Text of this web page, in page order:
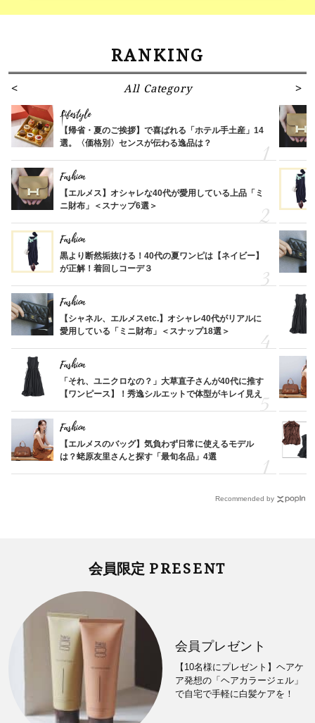
RANKING
All Category
Lifestyle
【帰省・夏のご挨拶】で喜ばれる「ホテル手土産」14
選。〈価格別〉センスが伝わる逸品は？
Fashion
【エルメス】オシャレな40代が愛用している上品「ミ
ニ財布」＜スナップ6選＞
Fashion
黒より断然垢抜ける！40代の夏ワンピは【ネイビー】
が正解！着回しコーデ３
Fashion
【シャネル、エルメスetc.】オシャレ40代がリアルに
愛用している「ミニ財布」＜スナップ18選＞
Fashion
「それ、ユニクロなの？」大草直子さんが40代に推す
【ワンピース】！秀逸シルエットで体型がキレイ見え
Fashion
【エルメスのバッグ】気負わず日常に使えるモデル
は？蛯原友里さんと探す「最旬名品」4選
Recommended by
会員限定 PRESENT
会員プレゼント
【10名様にプレゼント】ヘアケ
ア発想の「ヘアカラージェル」
で自宅で手軽に白髪ケアを！